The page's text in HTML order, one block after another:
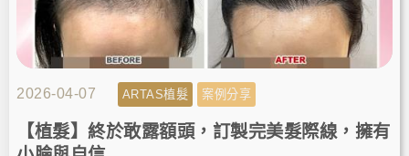
2026-04-07 ARTAS植髮 案例分享
【植髮】終於敢露額頭，訂製完美髮際線，擁有